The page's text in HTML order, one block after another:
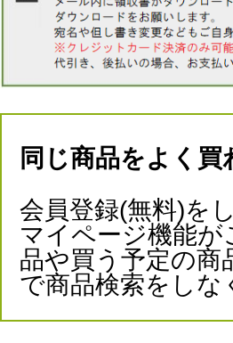
同じ商品をよく
会員登録(無料)を
マイページ機能
品や買う予定の
で商品検索をし